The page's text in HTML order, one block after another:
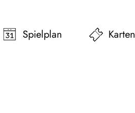
Spielplan
Karten